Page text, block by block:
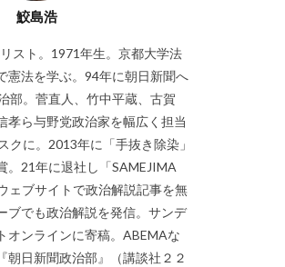
鮫島浩
スト。1971年生。京都大学法
憲法を学ぶ。94年に朝日新聞へ
部。菅直人、竹中平蔵、古賀
孝ら与野党政治家を幅広く担当
クに。2013年に「手抜き除染」
。21年に退社し「SAMEJIMA
ェブサイトで政治解説記事を無
ブでも政治解説を発信。サンデ
オンラインに寄稿。ABEMAな
朝日新聞政治部』（講談社２２